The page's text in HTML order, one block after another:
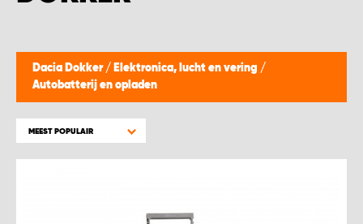
Dacia Dokker / Elektronica, lucht en vering /
Autobatterij en opladen
MEEST POPULAIR
WORK SYSTEM BEST
WORK SYSTEM ELST
WORK SYSTEM GORREDIJK